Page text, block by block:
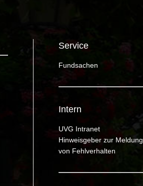
Service
Fundsachen
Intern
UVG Intranet
Hinweisgeber zur Meldung
von Fehlverhalten